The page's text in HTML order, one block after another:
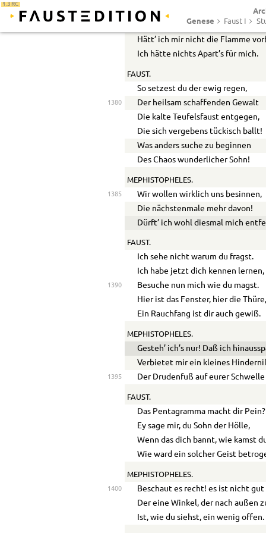
1.3 RC
Genese
Faust I
1375
Entwinden tausend Keime sich,
Im Trocknen, Feuchten, Warmen,
Hätt’ ich mir nicht die Flamme
Ich hätte nichts Apart’s für mich.
FAUST.
So setzest du der ewig regen,
1380
Der heilsam schaffenden Gewalt
Die kalte Teufelsfaust entgegen,
Die sich vergebens tückisch ballt!
Was anders suche zu beginnen
Des Chaos wunderlicher Sohn!
MEPHISTOPHELES.
1385
Wir wollen wirklich uns besinnen,
Die nächstenmale mehr davon!
Dürft’ ich wohl diesmal mich
FAUST.
Ich sehe nicht warum du fragst.
Ich habe jetzt dich kennen lernen,
1390
Besuche nun mich wie du magst.
Hier ist das Fenster, hier die
Ein Rauchfang ist dir auch gewiß.
MEPHISTOPHELES.
Gesteh’ ich’s nur! Daß ich
Verbietet mir ein kleines
1395 Der Drudenfuß auf eurer Schwelle
FAUST.
Das Pentagramma macht dir Pein?
Ey sage mir, du Sohn der Hölle,
Wenn das dich bannt, wie kamst
Wie ward ein solcher Geist
MEPHISTOPHELES.
1400
Beschaut es recht! es ist nicht gut
Der eine Winkel, der nach außen
Ist, wie du siehst, ein wenig offen.